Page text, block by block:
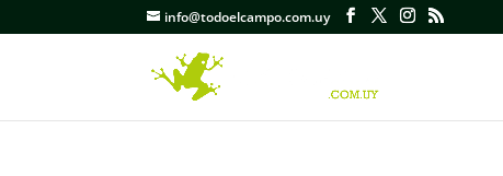
info@todoelcampo.com.uy